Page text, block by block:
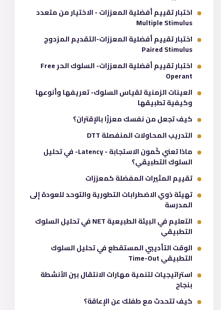
اختبار تقييم أفضلية المعززات - الاختيار من متعدد
Multiple Stimulus
اختبار تقييم أفضلية المعززات-التقديم المزدوج
Paired Stimulus
اختبار تقييم أفضلية المعززات- السلوك الحر Free
Operant
العينات الزمنية لقياس السلوك- تعريفها وأنوعها
وكيفية تطبيقها
كيف تجعل من نفسك معززًا بالإقتران؟
التدريب المحاولات المنفصلة DTT
ماذا تعني كُمون الاستجابة - Latency- في تحليل
السلوك التطبيقي؟
تقييم المثيرات المفضلة كمعززات
تهيئة ذوي الاضطرابات التطورية والتوحد للعودة إلى
المدرسة
التعليم في البيئة الطبيعية NET في تحليل السلوك
التطبيقي
الوقت التأديبي المستقطع في تحليل السلوك
التطبيقي Time-Out
استراتيجيات لتنمية مهارات الانتقال بين الأنشطة
بنجاح
كيف تتحدث مع طفلك عن الإعاقة؟